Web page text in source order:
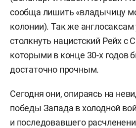
сообща лишить «владычицу
колонии). Так же англосаксам
столкнуть нацистский Рейх
которыми в конце 30-х годов
достаточно прочным.
Сегодня они, опираясь на
победы Запада в холодной
и последовавшего